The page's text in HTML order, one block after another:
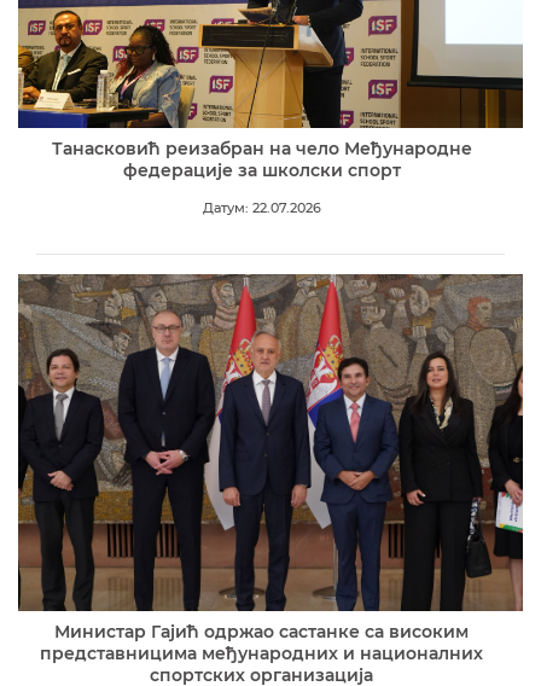
Танасковић реизабран на чело Међународне
федерације за школски спорт
Датум: 22.07.2026
Министар Гајић одржао састанке са високим
представницима међународних и националних
спортских организација